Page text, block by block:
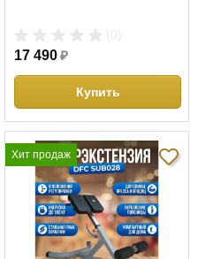
17 490₽
Купить
Хит продаж